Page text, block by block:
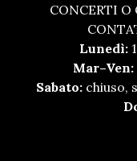
CONCERTI
Lunedì:
Mar–Ven:
Sabato: chiuso,